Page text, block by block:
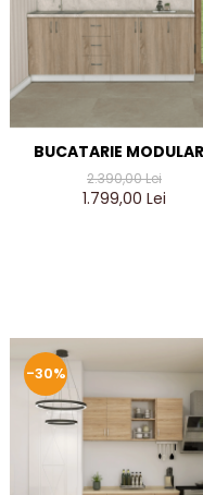
BUCATARIE
SARA 260CM LUNGIME
2.390,00 Lei
1.799,00 Lei
-30%